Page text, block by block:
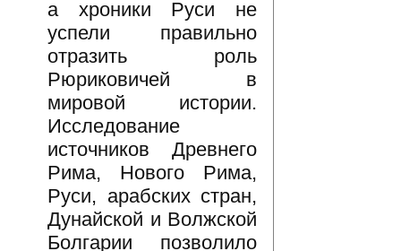
а хроники Руси не
успели правильно
отразить роль
Рюриковичей в
мировой истории.
Исследование
источников Древнего
Рима, Нового Рима,
Руси, арабских стран,
Дунайской и Волжской
Болгарии позволило